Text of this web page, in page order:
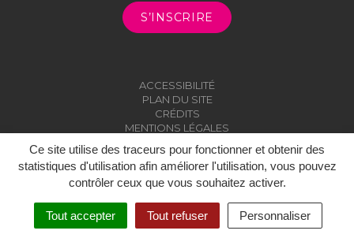
Ce site utilise des traceurs pour fonctionner et obtenir des
statistiques d'utilisation afin améliorer l'utilisation, vous pouvez
contrôler ceux que vous souhaitez activer.
Tout accepter Tout refuser Personnaliser
S’INSCRIRE
ACCESSIBILITÉ
PLAN DU SITE
CRÉDITS
MENTIONS LÉGALES